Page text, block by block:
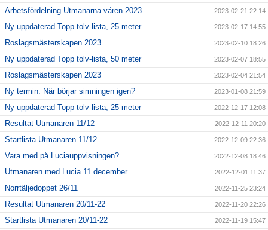
Arbetsfördelning Utmanarna våren 2023 2023-02-21 22:14
Ny uppdaterad Topp tolv-lista, 25 meter 2023-02-17 14:55
Roslagsmästerskapen 2023 2023-02-10 18:26
Ny uppdaterad Topp tolv-lista, 50 meter 2023-02-07 18:55
Roslagsmästerskapen 2023 2023-02-04 21:54
Ny termin. När börjar simningen igen? 2023-01-08 21:59
Ny uppdaterad Topp tolv-lista, 25 meter 2022-12-17 12:08
Resultat Utmanaren 11/12 2022-12-11 20:20
Startlista Utmanaren 11/12 2022-12-09 22:36
Vara med på Luciauppvisningen? 2022-12-08 18:46
Utmanaren med Lucia 11 december 2022-12-01 11:37
Norrtäljedoppet 26/11 2022-11-25 23:24
Resultat Utmanaren 20/11-22 2022-11-20 22:26
Startlista Utmanaren 20/11-22 2022-11-19 15:47